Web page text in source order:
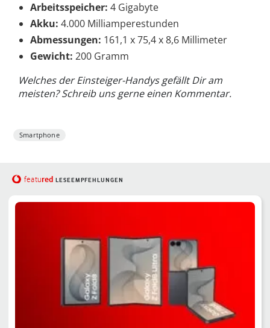
Arbeitsspeicher: 4 Gigabyte
Akku: 4.000 Milliamperestunden
Abmessungen: 161,1 x 75,4 x 8,6 Millimeter
Gewicht: 200 Gramm
Welches der Einsteiger-Handys gefällt Dir am
meisten? Schreib uns gerne einen Kommentar.
Smartphone
featured LESEEMPFEHLUNGEN